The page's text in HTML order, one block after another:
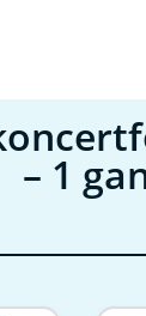
– 1